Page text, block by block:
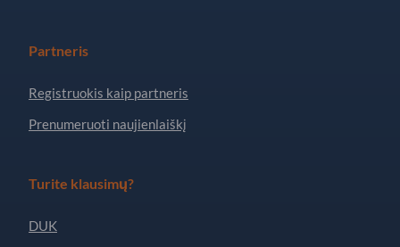
Partneris
Registruokis kaip partneris
Prenumeruoti naujienlaiškį
Turite klausimų?
DUK